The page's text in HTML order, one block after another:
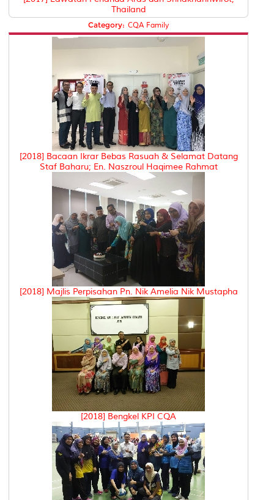
Thailand
Category: CQA Family
[2018] Bacaan Ikrar Bebas Rasuah & Selamat Datang
Staf Baharu; En. Naszroul Haqimee Rahmat
[2018] Majlis Perpisahan Pn. Nik Amelia Nik Mustapha
[2018] Bengkel KPI CQA